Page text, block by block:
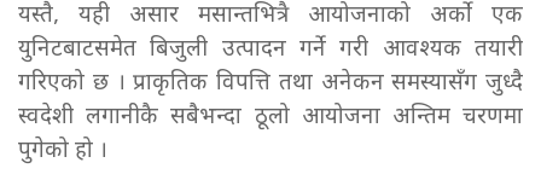
यस्तै, यही असार मसान्तभित्रै आयोजनाको अर्को एक
युनिटबाटसमेत बिजुली उत्पादन गर्ने गरी आवश्यक तयारी
गरिएको छ । प्राकृतिक विपत्ति तथा अनेकन समस्यासँग जुध्दै
स्वदेशी लगानीकै सबैभन्दा ठूलो आयोजना अन्तिम चरणमा
पुगेको हो ।